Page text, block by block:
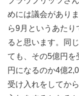
めには議会があり
ら9月というあた
ると思います。同
ても、その5億円
円になるのか4億
受け入れをしてか